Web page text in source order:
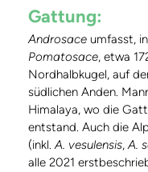
Gattung:
Androsace umfasst,
Pomatosace, etwa
Nordhalbkugel, auf
südlichen Anden.
Himalaya, wo die
entstand. Auch die
(inkl.A. vesulensis,A.
alle 2021